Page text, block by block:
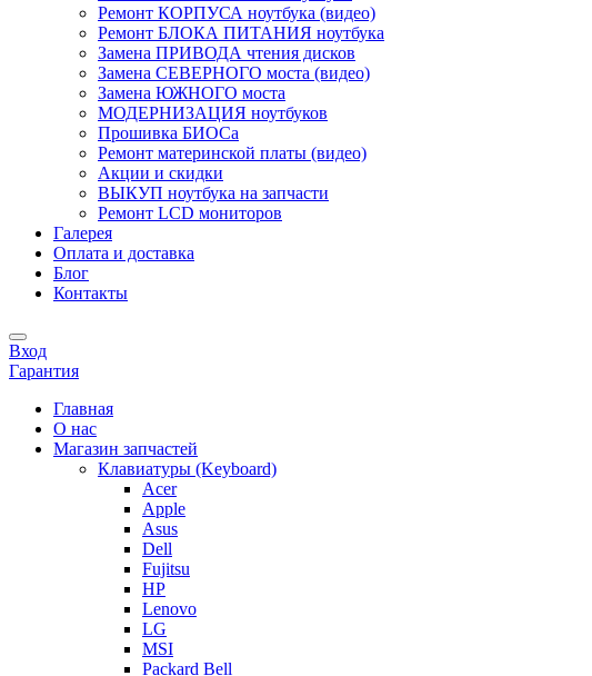
Ремонт КОРПУСА ноутбука (видео)
Ремонт БЛОКА ПИТАНИЯ ноутбука
Замена ПРИВОДА чтения дисков
Замена СЕВЕРНОГО моста (видео)
Замена ЮЖНОГО моста
МОДЕРНИЗАЦИЯ ноутбуков
Прошивка БИОСа
Ремонт материнской платы (видео)
Акции и скидки
ВЫКУП ноутбука на запчасти
Ремонт LCD мониторов
Галерея
Оплата и доставка
Блог
Контакты
Вход
Гарантия
Главная
О нас
Магазин запчастей
Клавиатуры (Keyboard)
Acer
Apple
Asus
Dell
Fujitsu
HP
Lenovo
LG
MSI
Packard Bell